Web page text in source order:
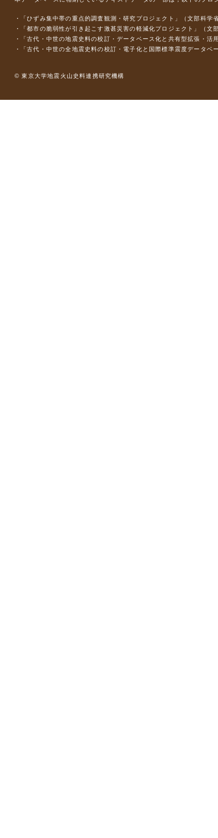
「ひずみ集中帯の重点的調査観測・研究プロジェクト」（文部科
「都市の脆弱性が引き起こす激甚災害の軽減化プロジェクト」（
「古代・中世の地震史料の校訂・データベース化と共有型拡張・
「古代・中世の全地震史料の校訂・電子化と国際標準震度データ
© 東京大学地震火山史料連携研究機構